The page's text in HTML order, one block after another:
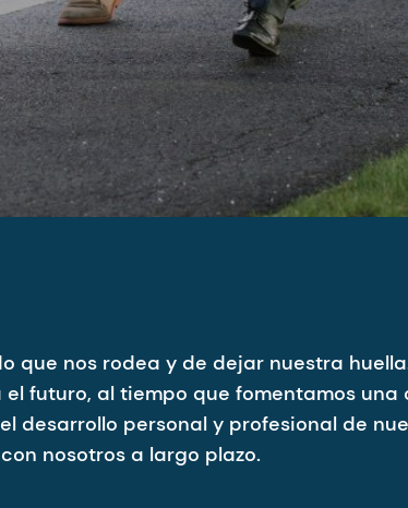
que nos rodea y de dejar nuestra
futuro, al tiempo que fomentamos
desarrollo personal y profesional de
nosotros a largo plazo.